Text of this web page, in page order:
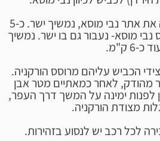
נעבור מיד לאחר הפניה את אתר נבי מוסא, נמשיך ישר. כ-5
מוסא- נעבור גם בו ישר. נמשיך
כ-6 ק"מ.
צידי הכביש עליהם מרוסס הורקניה.
מהודק, לאחר כמאתיים מטר אבן
ימינה על המשך דרך העפר,
מצודת הורקניה.
לכל רכב יש לנסוע בזהירות.